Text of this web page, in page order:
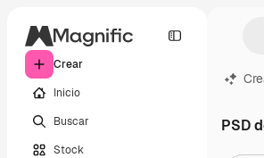
Crear
Inicio
Buscar
Stock
PSD